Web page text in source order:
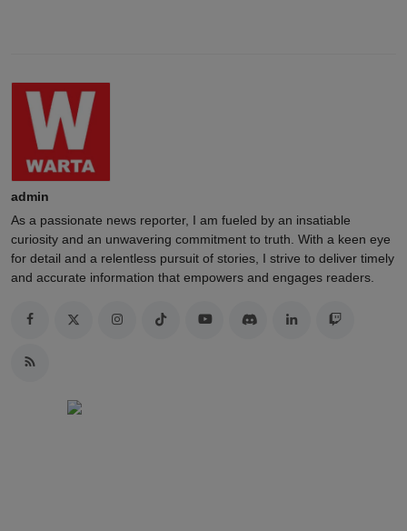
admin
As a passionate news reporter, I am fueled by an insatiable
curiosity and an unwavering commitment to truth. With a keen eye
for detail and a relentless pursuit of stories, I strive to deliver timely
and accurate information that empowers and engages readers.